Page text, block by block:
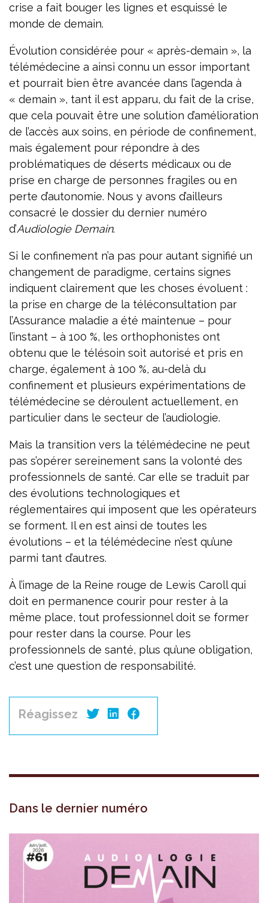
crise a fait bouger les lignes et esquissé le
monde de demain.
Évolution considérée pour « après-demain », la
télémédecine a ainsi connu un essor important
et pourrait bien être avancée dans l’agenda à
« demain », tant il est apparu, du fait de la crise,
que cela pouvait être une solution d’amélioration
de l’accès aux soins, en période de confinement,
mais également pour répondre à des
problématiques de déserts médicaux ou de
prise en charge de personnes fragiles ou en
perte d’autonomie. Nous y avons d’ailleurs
consacré le dossier du dernier numéro
d’Audiologie Demain.
Si le confinement n’a pas pour autant signifié un
changement de paradigme, certains signes
indiquent clairement que les choses évoluent :
la prise en charge de la téléconsultation par
l’Assurance maladie a été maintenue – pour
l’instant – à 100 %, les orthophonistes ont
obtenu que le télésoin soit autorisé et pris en
charge, également à 100 %, au-delà du
confinement et plusieurs expérimentations de
télémédecine se déroulent actuellement, en
particulier dans le secteur de l’audiologie.
Mais la transition vers la télémédecine ne peut
pas s’opérer sereinement sans la volonté des
professionnels de santé. Car elle se traduit par
des évolutions technologiques et
réglementaires qui imposent que les opérateurs
se forment. Il en est ainsi de toutes les
évolutions – et la télémédecine n’est qu’une
parmi tant d’autres.
À l’image de la Reine rouge de Lewis Caroll qui
doit en permanence courir pour rester à la
même place, tout professionnel doit se former
pour rester dans la course. Pour les
professionnels de santé, plus qu’une obligation,
c’est une question de responsabilité.
Réagissez
Dans le dernier numéro